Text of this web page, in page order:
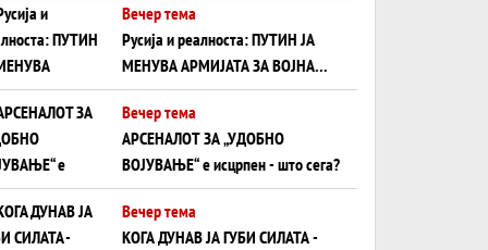
Вечер тема
Русија и реалноста: ПУТИН ЈА
МЕНУВА АРМИЈАТА ЗА ВОЈНА
ШТО ОСТАНУВА БЕЗ ФРОНТ
Вечер тема
АРСЕНАЛОТ ЗА „УДОБНО
ВОЈУВАЊЕ“ е исцрпен - што сега?
Вечер тема
КОГА ДУНАВ ЈА ГУБИ СИЛАТА -